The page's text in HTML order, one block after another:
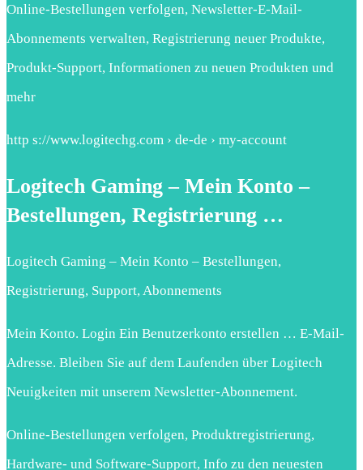
Online-Bestellungen verfolgen, Newsletter-E-Mail-
Abonnements verwalten, Registrierung neuer Produkte,
Produkt-Support, Informationen zu neuen Produkten und
mehr
http s://www.logitechg.com › de-de › my-account
Logitech Gaming – Mein Konto –
Bestellungen, Registrierung …
Logitech Gaming – Mein Konto – Bestellungen,
Registrierung, Support, Abonnements
Mein Konto. Login Ein Benutzerkonto erstellen … E-Mail-
Adresse. Bleiben Sie auf dem Laufenden über Logitech
Neuigkeiten mit unserem Newsletter-Abonnement.
Online-Bestellungen verfolgen, Produktregistrierung,
Hardware- und Software-Support, Info zu den neuesten